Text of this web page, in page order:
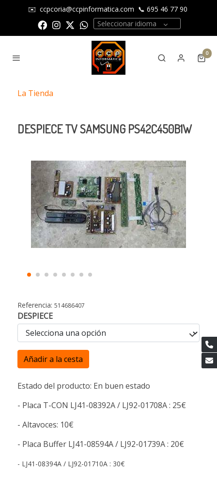
✉️ ccpcoria@ccpinformatica.com 📞 695 46 77 90
Seleccionar idioma
0
La Tienda
DESPIECE TV SAMSUNG PS42C450B1W
Referencia: 514686407
DESPIECE
Añadir a la cesta
Estado del producto: En buen estado
- Placa T-CON LJ41-08392A / LJ92-01708A : 25€
- Altavoces: 10€
- Placa Buffer LJ41-08594A / LJ92-01739A : 20€
- LJ41-08394A / LJ92-01710A : 30€